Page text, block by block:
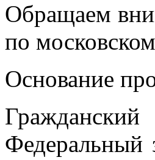
Обращаем
по
Основание